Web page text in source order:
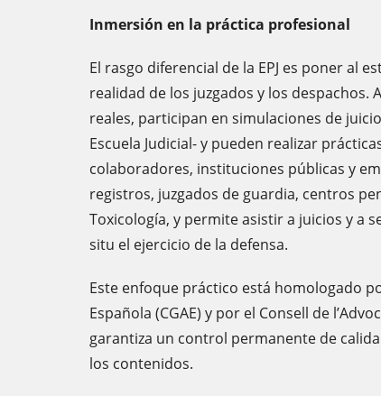
Inmersión en la práctica profesional
El rasgo diferencial de la EPJ es poner al
realidad de los juzgados y los despachos.
reales, participan en simulaciones de
Escuela Judicial- y pueden realizar
colaboradores, instituciones públicas y
registros, juzgados de guardia, centros
Toxicología, y permite asistir a juicios y a
situ el ejercicio de la defensa.
Este enfoque práctico está homologado
Española (CGAE) y por el Consell de
garantiza un control permanente de
los contenidos.